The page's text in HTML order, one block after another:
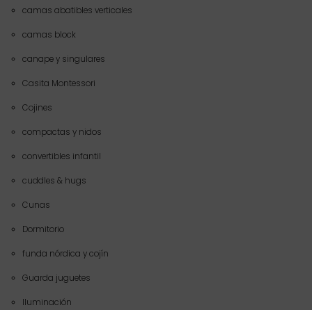
camas abatibles verticales
camas block
canape y singulares
Casita Montessori
Cojines
compactas y nidos
convertibles infantil
cuddles & hugs
Cunas
Dormitorio
funda nórdica y cojín
Guarda juguetes
Iluminación